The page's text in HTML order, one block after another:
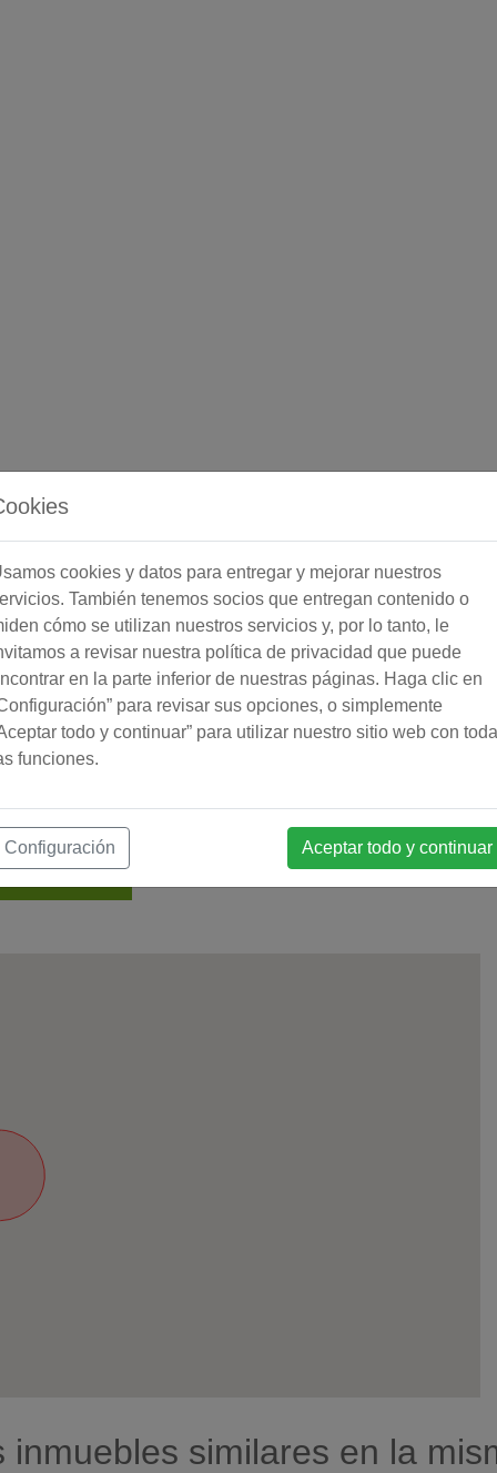
imágenes
inmuebles similares en la
cookies y datos para entregar y mejorar nuestros
También tenemos socios que entregan contenido o
cómo se utilizan nuestros servicios y, por lo tanto, le
a revisar nuestra política de privacidad que puede
en la parte inferior de nuestras páginas. Haga clic en
para revisar sus opciones, o simplemente
todo y continuar” para utilizar nuestro sitio web con
funciones.
Configuración Aceptar todo y continuar